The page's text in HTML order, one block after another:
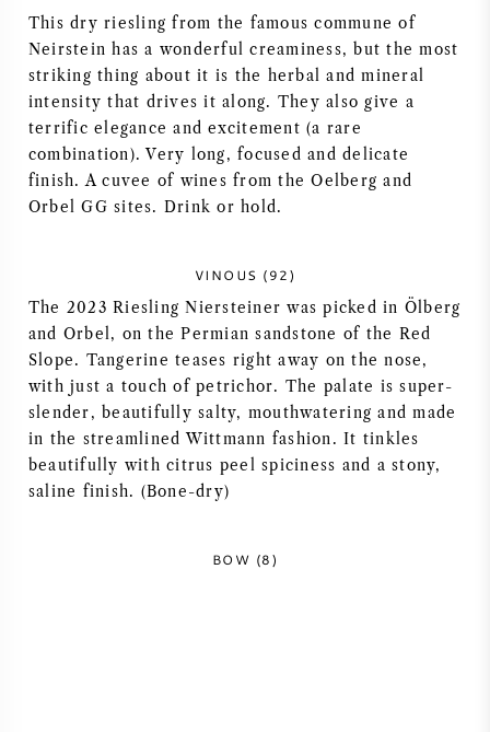
FRANSE WIJN
ITALIAANSE WIJN
SPAANSE WIJN
DUITSE WIJN
AMERIKAANSE WIJN
OOSTENRIJKSE WIJN
PORTUGESE WIJN
ALLE LANDEN
This dry riesling from the famous commune of
Neirstein has a wonderful creaminess, but the most
striking thing about it is the herbal and mineral
intensity that drives it along. They also give a
terrific elegance and excitement (a rare
combination). Very long, focused and delicate
finish. A cuvee of wines from the Oelberg and
Orbel GG sites. Drink or hold.
VINOUS (92)
The 2023 Riesling Niersteiner was picked in Ölberg
and Orbel, on the Permian sandstone of the Red
Slope. Tangerine teases right away on the nose,
with just a touch of petrichor. The palate is super-
slender, beautifully salty, mouthwatering and made
in the streamlined Wittmann fashion. It tinkles
beautifully with citrus peel spiciness and a stony,
saline finish. (Bone-dry)
BOW (8)